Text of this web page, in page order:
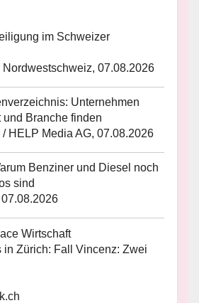
im Schweizer
07.08.2026
Unternehmen
und Branche finden
HELP Media AG, 07.08.2026
Benziner und Diesel noch
sind
in Zürich: Fall Vincenz: Zwei